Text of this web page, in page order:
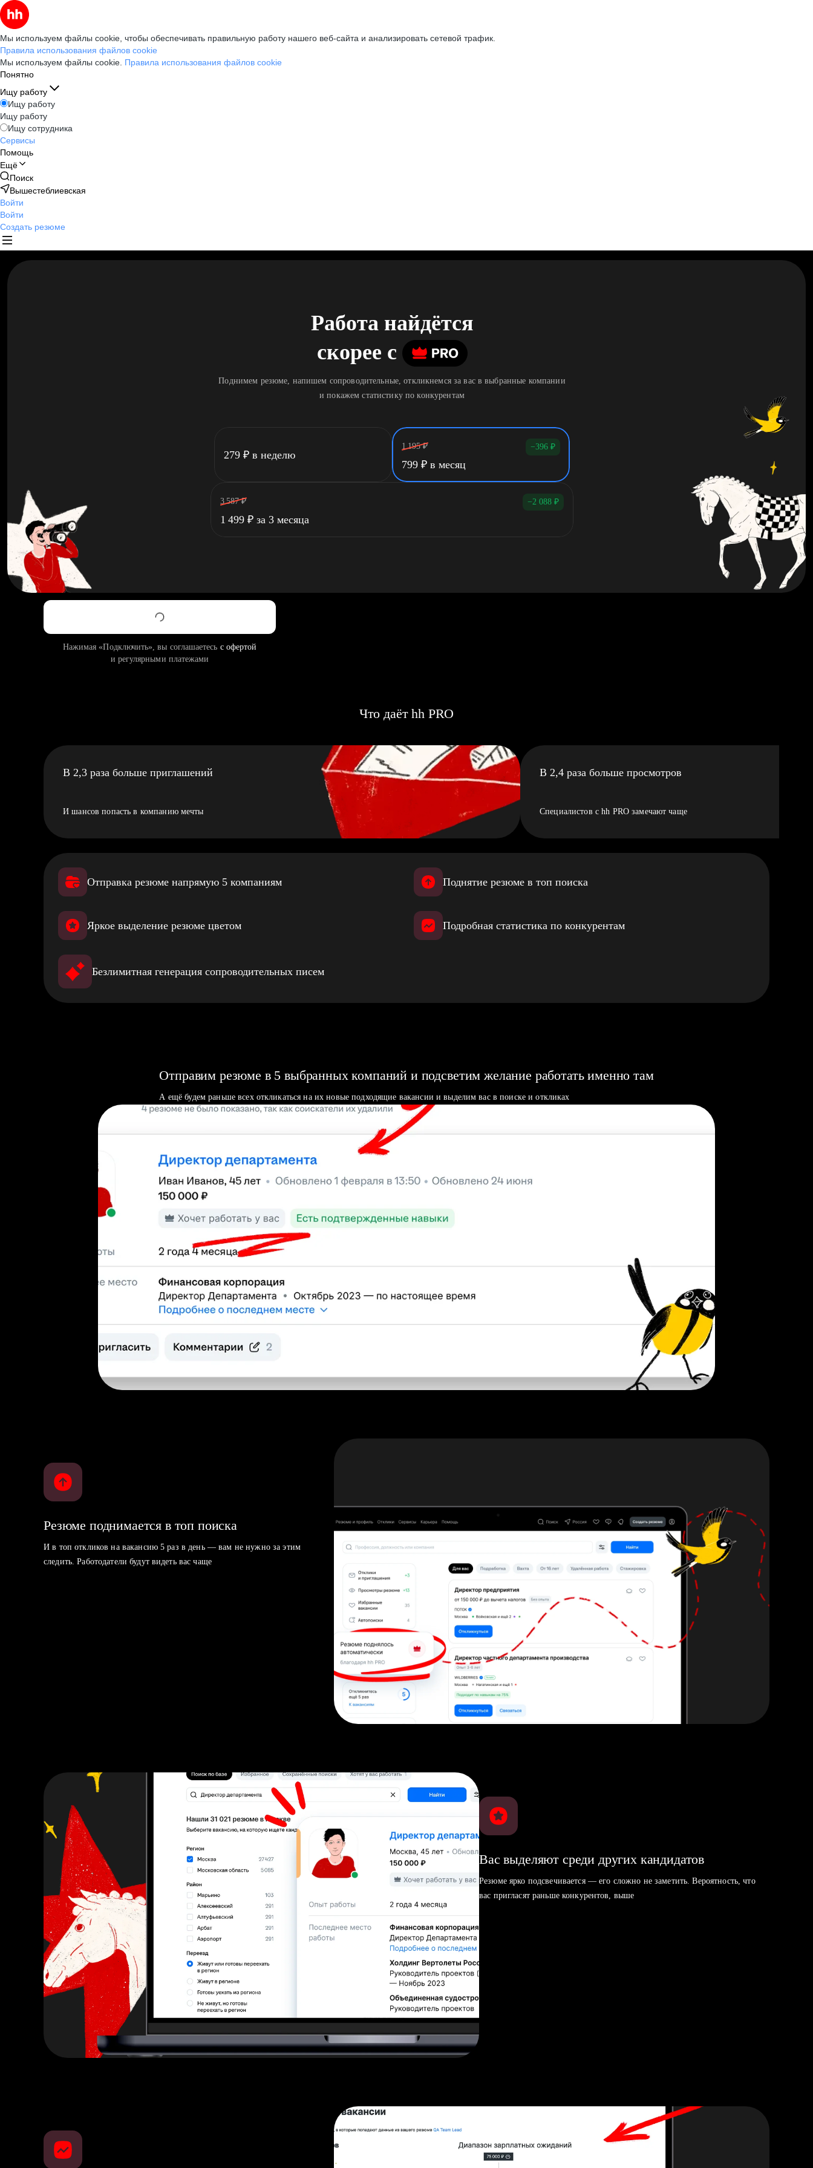
Мы используем файлы cookie, чтобы обеспечивать правильную работу нашего веб-сайта и анализировать сетевой трафик.
Правила использования файлов cookie
Мы используем файлы cookie. Правила использования файлов cookie
Понятно
Ищу работу
Ищу работу
Ищу работу
Ищу сотрудника
Сервисы
Помощь
Ещё
Поиск
Вышестеблиевская
Войти
Войти
Создать резюме
Работа найдётся
скорее c
Поднимем резюме, напишем сопроводительные, откликнемся за вас в выбранные компании
и покажем статистику по конкурентам
279 ₽ в неделю
1 195 ₽ −396 ₽
799 ₽ в месяц
3 587 ₽ −2 088 ₽
1 499 ₽ за 3 месяца
Нажимая «Подключить», вы соглашаетесь с офертой
и регулярными платежами
Что даёт hh PRO
В 2,3 раза больше приглашений
И шансов попасть в компанию мечты
В 2,4 раза больше просмотров
Специалистов с hh PRO замечают чаще
Отправка резюме напрямую 5 компаниям Поднятие резюме в топ поиска
Яркое выделение резюме цветом Подробная статистика по конкурентам
Безлимитная генерация сопроводительных писем
Отправим резюме в 5 выбранных компаний и подсветим желание работать именно там
А ещё будем раньше всех откликаться на их новые подходящие вакансии и выделим вас в поиске и откликах
Резюме поднимается в топ поиска
И в топ откликов на вакансию 5 раз в день — вам не нужно за этим
следить. Работодатели будут видеть вас чаще
Вас выделяют среди других кандидатов
Резюме ярко подсвечивается — его сложно не заметить. Вероятность, что
вас пригласят раньше конкурентов, выше